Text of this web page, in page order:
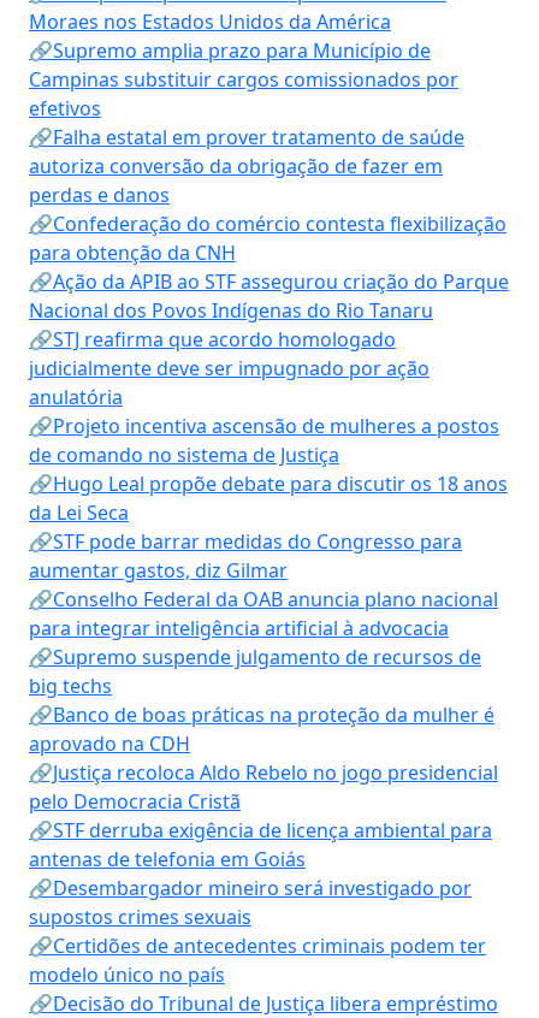
Moraes nos Estados Unidos da América
🔗Supremo amplia prazo para Município de
Campinas substituir cargos comissionados por
efetivos
🔗Falha estatal em prover tratamento de saúde
autoriza conversão da obrigação de fazer em
perdas e danos
🔗Confederação do comércio contesta flexibilização
para obtenção da CNH
🔗Ação da APIB ao STF assegurou criação do Parque
Nacional dos Povos Indígenas do Rio Tanaru
🔗STJ reafirma que acordo homologado
judicialmente deve ser impugnado por ação
anulatória
🔗Projeto incentiva ascensão de mulheres a postos
de comando no sistema de Justiça
🔗Hugo Leal propõe debate para discutir os 18 anos
da Lei Seca
🔗STF pode barrar medidas do Congresso para
aumentar gastos, diz Gilmar
🔗Conselho Federal da OAB anuncia plano nacional
para integrar inteligência artificial à advocacia
🔗Supremo suspende julgamento de recursos de
big techs
🔗Banco de boas práticas na proteção da mulher é
aprovado na CDH
🔗Justiça recoloca Aldo Rebelo no jogo presidencial
pelo Democracia Cristã
🔗STF derruba exigência de licença ambiental para
antenas de telefonia em Goiás
🔗Desembargador mineiro será investigado por
supostos crimes sexuais
🔗Certidões de antecedentes criminais podem ter
modelo único no país
🔗Decisão do Tribunal de Justiça libera empréstimo